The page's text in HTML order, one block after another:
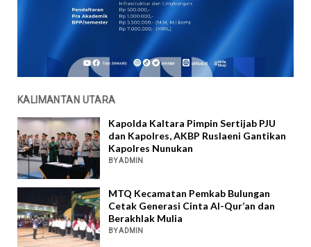
KALIMANTAN UTARA
Kapolda Kaltara Pimpin Sertijab PJU
dan Kapolres, AKBP Ruslaeni Gantikan
Kapolres Nunukan
BY ADMIN
MTQ Kecamatan Pemkab Bulungan
Cetak Generasi Cinta Al-Qur’an dan
Berakhlak Mulia
BY ADMIN